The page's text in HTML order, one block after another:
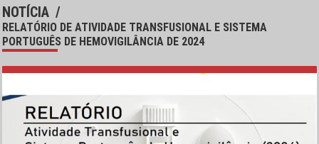
NOTÍCIA /
RELATÓRIO DE ATIVIDADE TRANSFUSIONAL E SISTEMA
PORTUGUÊS DE HEMOVIGILÂNCIA DE 2024